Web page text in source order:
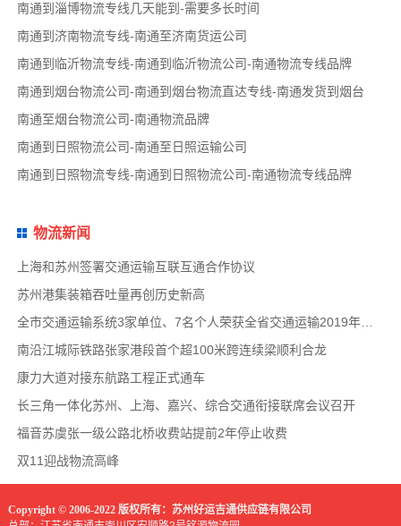
南通到淄博物流专线几天能到-需要多长时间
南通到济南物流专线-南通至济南货运公司
南通到临沂物流专线-南通到临沂物流公司-南通物流专线品牌
南通到烟台物流公司-南通到烟台物流直达专线-南通发货到烟台
南通至烟台物流公司-南通物流品牌
南通到日照物流公司-南通至日照运输公司
南通到日照物流专线-南通到日照物流公司-南通物流专线品牌
物流新闻
上海和苏州签署交通运输互联互通合作协议
苏州港集装箱吞吐量再创历史新高
全市交通运输系统3家单位、7名个人荣获全省交通运输2019年度扫黑除恶专项斗争先进集体和先
南沿江城际铁路张家港段首个超100米跨连续梁顺利合龙
康力大道对接东航路工程正式通车
长三角一体化苏州、上海、嘉兴、综合交通衔接联席会议召开
福音苏虞张一级公路北桥收费站提前2年停止收费
双11迎战物流高峰
Copyright © 2006-2022 版权所有：苏州好运吉通供应链有限公司